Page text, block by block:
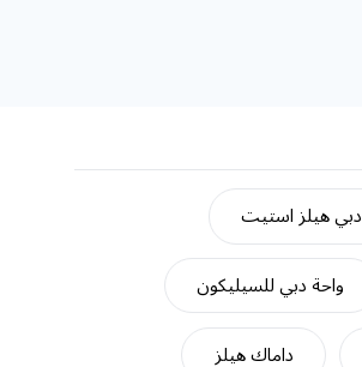
دبي هيلز استيت
واحة دبي للسيليكون
داماك هيلز